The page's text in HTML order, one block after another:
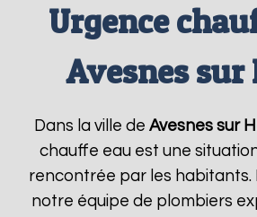
Urgence
Avesnes sur
Dans la ville deAvesnes sur
chauffe eau est une
rencontrée par les habitants.
notre équipe de plombiers